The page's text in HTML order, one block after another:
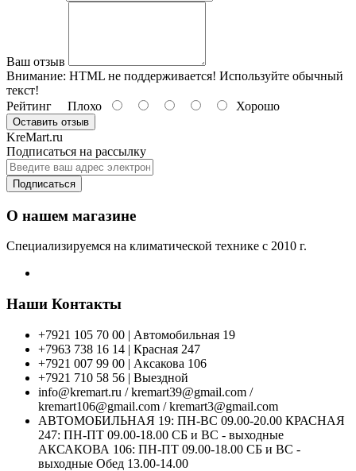
Ваш отзыв
Внимание: HTML не поддерживается! Используйте обычный
текст!
Рейтинг Плохо Хорошо
Оставить отзыв
KreMart.ru
Подписаться на рассылку
Подписаться
О нашем магазине
Специализируемся на климатической технике с 2010 г.
Наши Контакты
+7921 105 70 00 | Автомобильная 19
+7963 738 16 14 | Красная 247
+7921 007 99 00 | Аксакова 106
+7921 710 58 56 | Выездной
info@kremart.ru / kremart39@gmail.com /
kremart106@gmail.com / kremart3@gmail.com
АВТОМОБИЛЬНАЯ 19: ПН-ВС 09.00-20.00 КРАСНАЯ
247: ПН-ПТ 09.00-18.00 СБ и ВС - выходные
АКСАКОВА 106: ПН-ПТ 09.00-18.00 СБ и ВС -
выходные Обед 13.00-14.00